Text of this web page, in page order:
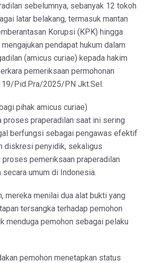
sebelumnya, sebanyak 12 tokoh
latar belakang, termasuk mantan
Korupsi (KPK) hingga
pendapat hukum dalam
(amicus curiae) kepada hakim
pemeriksaan permohonan
Pid.Pra/2025/PN Jkt.Sel.
pihak amicus curiae)
proses praperadilan saat ini sering
berfungsi sebagai pengawas efektif
diskresi penyidik, sekaligus
pemeriksaan praperadilan
umum di Indonesia.
mereka menilai dua alat bukti yang
tersangka terhadap pemohon
menduga pemohon sebagai pelaku
pemohon menetapkan status